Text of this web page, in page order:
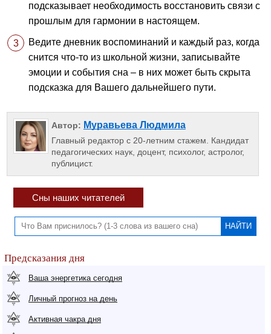
подсказывает необходимость восстановить связи с
прошлым для гармонии в настоящем.
Ведите дневник воспоминаний и каждый раз, когда
снится что-то из школьной жизни, записывайте
эмоции и события сна – в них может быть скрыта
подсказка для Вашего дальнейшего пути.
Автор: Муравьева Людмила
Главный редактор с 20-летним стажем. Кандидат
педагогических наук, доцент, психолог, астролог,
публицист.
Сны наших читателей
Предсказания дня
Ваша энергетика сегодня
Личный прогноз на день
Активная чакра дня